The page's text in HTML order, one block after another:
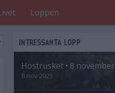
Loppen
INTRESSANTA LOPP
Höstrusket • 8 november
8 nov 2025